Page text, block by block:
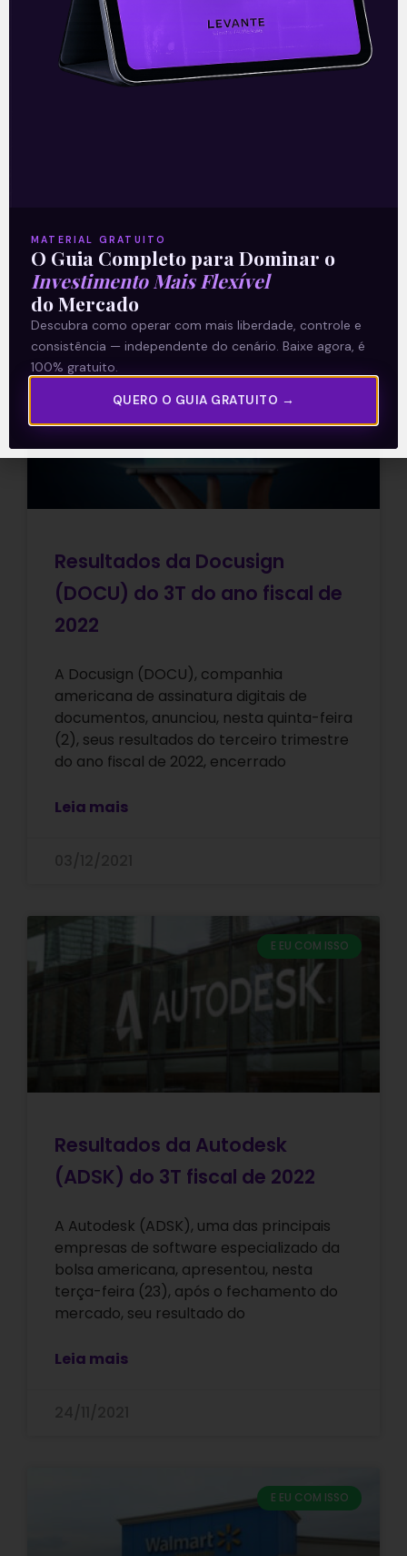
Bancos iniciam rodada de
resultados
De volta a temporada de resultados,
17/01/2022
Resultados da Docusign
(DOCU) do 3T do ano fiscal de
2022
A Docusign (DOCU), companhia
americana de assinatura digitais de
documentos, anunciou, nesta quinta-feira
(2), seus resultados do terceiro trimestre
do ano fiscal de 2022, encerrado
Leia mais
E EU COM ISSO
Resultados da Autodesk
(ADSK) do 3T fiscal de 2022
A Autodesk (ADSK), uma das principais
empresas de software especializado da
bolsa americana, apresentou, nesta
terça-feira (23), após o fechamento do
mercado, seu resultado do
Leia mais
E EU COM ISSO
MATERIAL GRATUITO
O Guia Completo para Dominar o
Investimento Mais Flexível
do Mercado
Descubra como operar com mais liberdade, controle e
consistência — independente do cenário. Baixe agora, é
100% gratuito.
QUERO O GUIA GRATUITO →